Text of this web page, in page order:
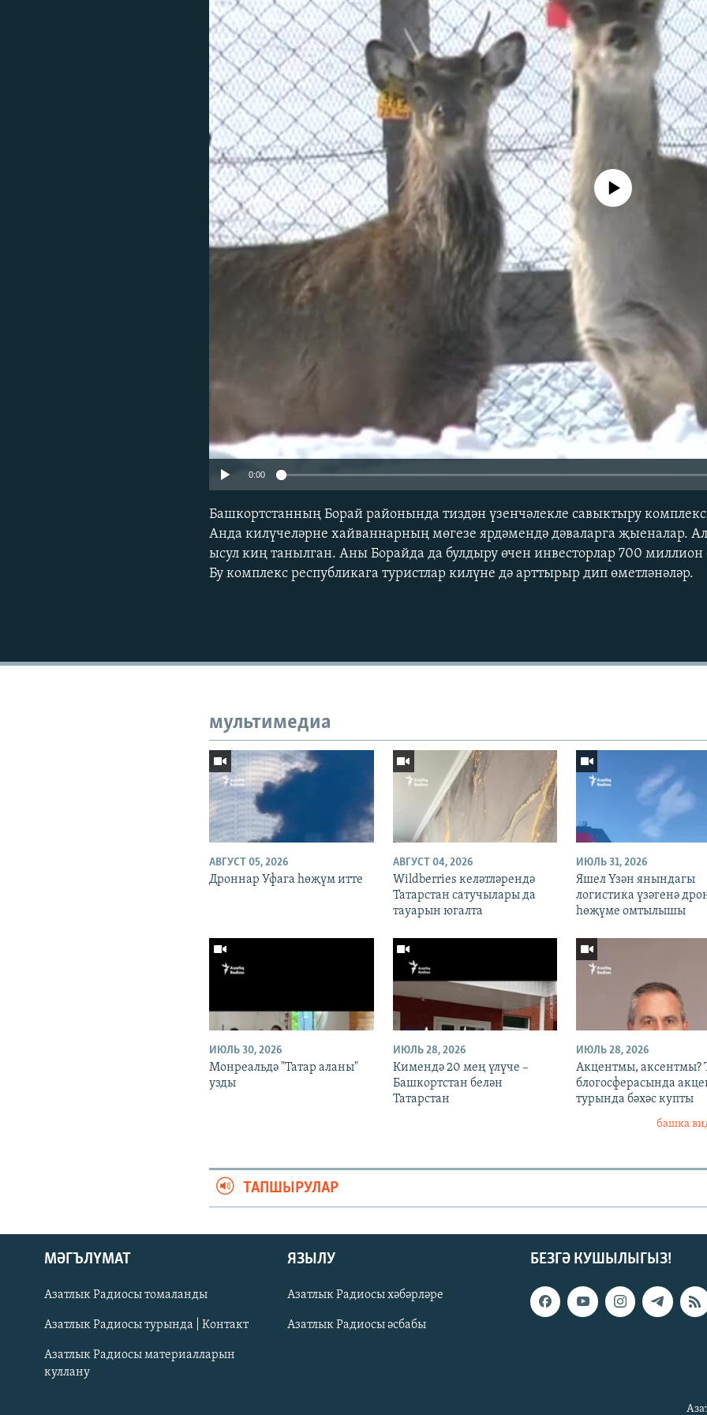
ӘЙДӘ ONLINE
БЕЗГӘ КУШЫЛЫГЫЗ!
No media source currently
0:00
Башкортстанның Борай районында тиздән үзенчәлекле савыктыру
Анда килүчеләрне хайваннарның мөгезе ярдәмендә дәваларга җыеналар.
ысул киң танылган. Аны Борайда да булдыру өчен инвесторлар 700
Бу комплекс республикага туристлар килүне дә арттырыр дип өметләнәләр.
мультимедиа
АВГУСТ 05, 2026
Дроннар Уфага һөҗүм итте
АВГУСТ 04, 2026
Wildberries келәтләрендә
Татарстан сатучылары да
тауарын югалта
ИЮЛЬ 31, 2026
Яшел Үзән янындагы
логистика үзәгенә
һөҗүме омтылышы
ИЮЛЬ 30, 2026
Монреальдә "Татар аланы"
узды
ИЮЛЬ 28, 2026
Кимендә 20 мең үлүче –
Башкортстан белән
Татарстан
ИЮЛЬ 28, 2026
Акцентмы, аксентмы?
блогосферасында
турында бәхәс купты
башка
ТАПШЫРУЛАР
БЕЗГӘ КУШЫЛЫГЫЗ!
МӘГЪЛҮМАТ
Азатлык Радиосы томаланды
Азатлык Радиосы турында | Контакт
Азатлык Радиосы материалларын
куллану
ЯЗЫЛУ
Азатлык Радиосы хәбәрләре
Азатлык Радиосы әсбабы